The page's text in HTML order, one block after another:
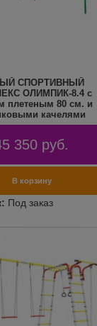
СПОРТИВНЫЙ
ОЛИМПИК-8.4 с
плетеным 80 см. и
качелями
350 руб.